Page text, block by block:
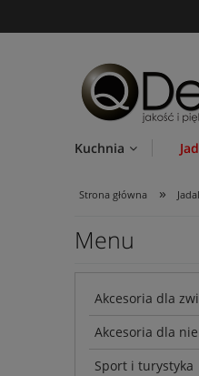
Kuchnia
Strona główna »
Menu
Akcesoria dla
Akcesoria dla
Sport i turystyka